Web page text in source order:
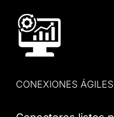
CONEXIONES